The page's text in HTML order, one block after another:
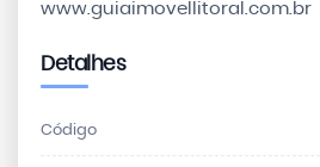
www.guiaimovellitoral.com.br
Detalhes
Código